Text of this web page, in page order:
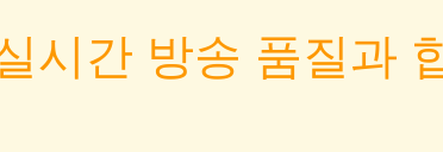
시간 방송 품질과